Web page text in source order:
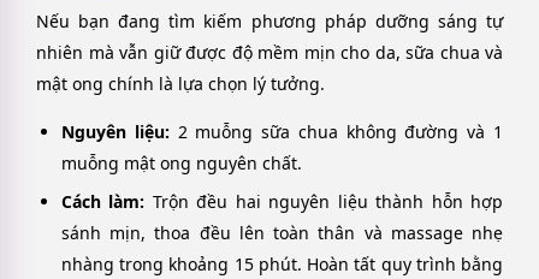
Nếu bạn đang tìm kiếm phương pháp dưỡng sáng tự
nhiên mà vẫn giữ được độ mềm mịn cho da, sữa chua và
mật ong chính là lựa chọn lý tưởng.
Nguyên liệu: 2 muỗng sữa chua không đường và 1
muỗng mật ong nguyên chất.
Cách làm: Trộn đều hai nguyên liệu thành hỗn hợp
sánh mịn, thoa đều lên toàn thân và massage nhẹ
nhàng trong khoảng 15 phút. Hoàn tất quy trình bằng